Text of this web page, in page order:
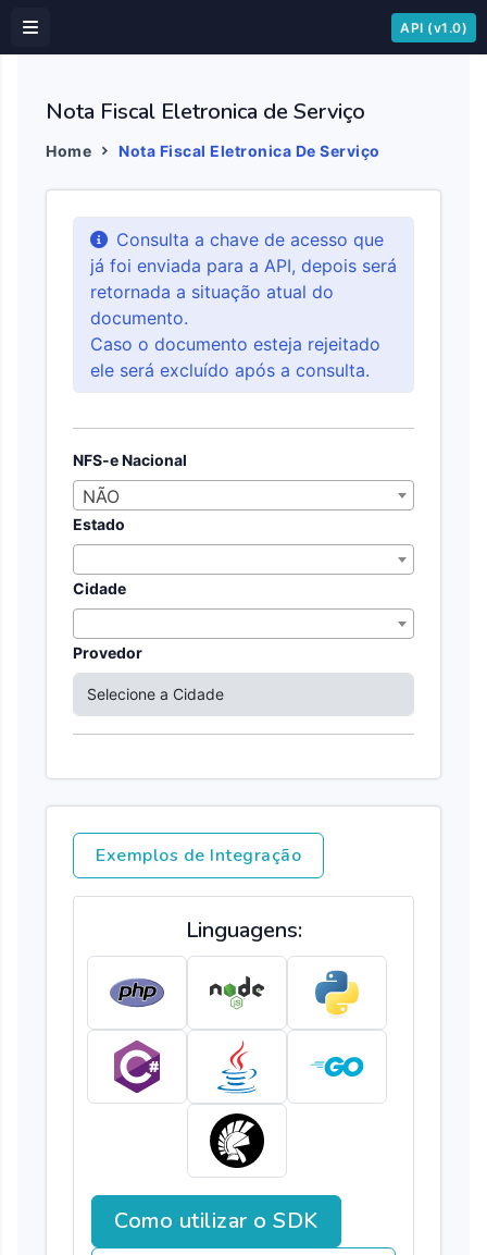
API (v1.0)
Nota Fiscal Eletronica de Serviço
Home Nota Fiscal Eletronica De Serviço
Consulta a chave de acesso que
já foi enviada para a API, depois será
retornada a situação atual do
documento.
Caso o documento esteja rejeitado
ele será excluído após a consulta.
NFS-e Nacional
NÃO
Estado
Cidade
Provedor
Exemplos de Integração
Linguagens:
Como utilizar o SDK